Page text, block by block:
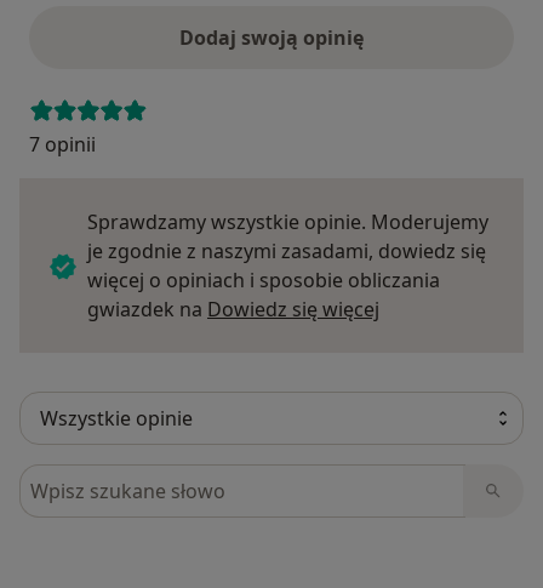
Dodaj swoją opinię
7 opinii
Sprawdzamy wszystkie opinie. Moderujemy
je zgodnie z naszymi zasadami, dowiedz się
więcej o opiniach i sposobie obliczania
gwiazdek na Dowiedz się więcej
Szukaj w opiniach